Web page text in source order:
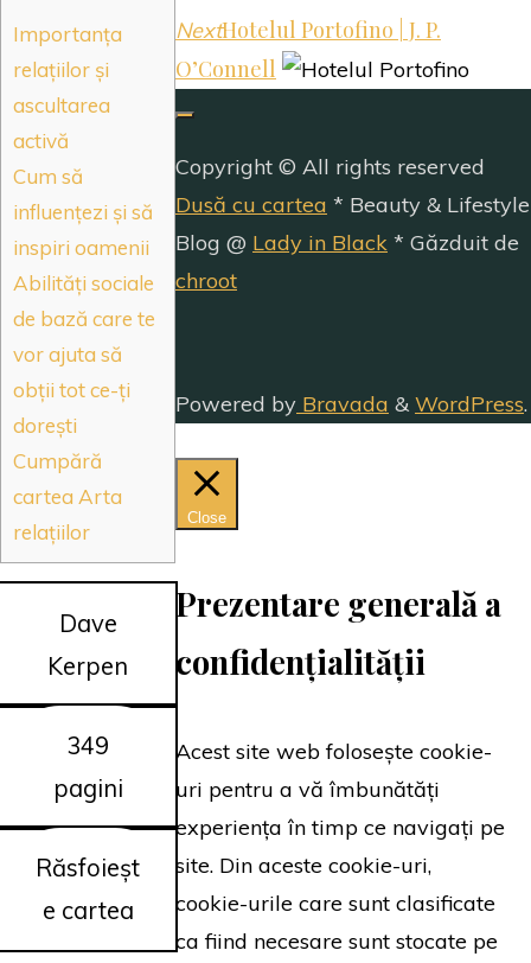
Importanța
relațiilor și
ascultarea
activă
Cum să
influențezi și să
inspiri oamenii
Abilități sociale
de bază care te
vor ajuta să
obții tot ce-ți
dorești
Cumpără
cartea Arta
relațiilor
Dave
Kerpen
349
pagini
Răsfoieșt
e cartea
NextHotelul Portofino | J. P.
O’Connell
Copyright © All rights reserved
Dusă cu cartea * Beauty & Lifestyle
Blog @ Lady in Black * Găzduit de
chroot
Powered by Bravada & WordPress.
Close
Prezentare generală a
confidențialității
Acest site web folosește cookie-
uri pentru a vă îmbunătăți
experiența în timp ce navigați pe
site. Din aceste cookie-uri,
cookie-urile care sunt clasificate
ca fiind necesare sunt stocate pe